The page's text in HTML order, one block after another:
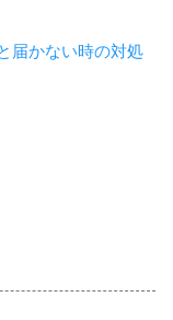
届かない時の対処